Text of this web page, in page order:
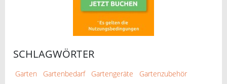
SCHLAGWÖRTER
Garten Gartenbedarf Gartengeräte Gartenzubehör